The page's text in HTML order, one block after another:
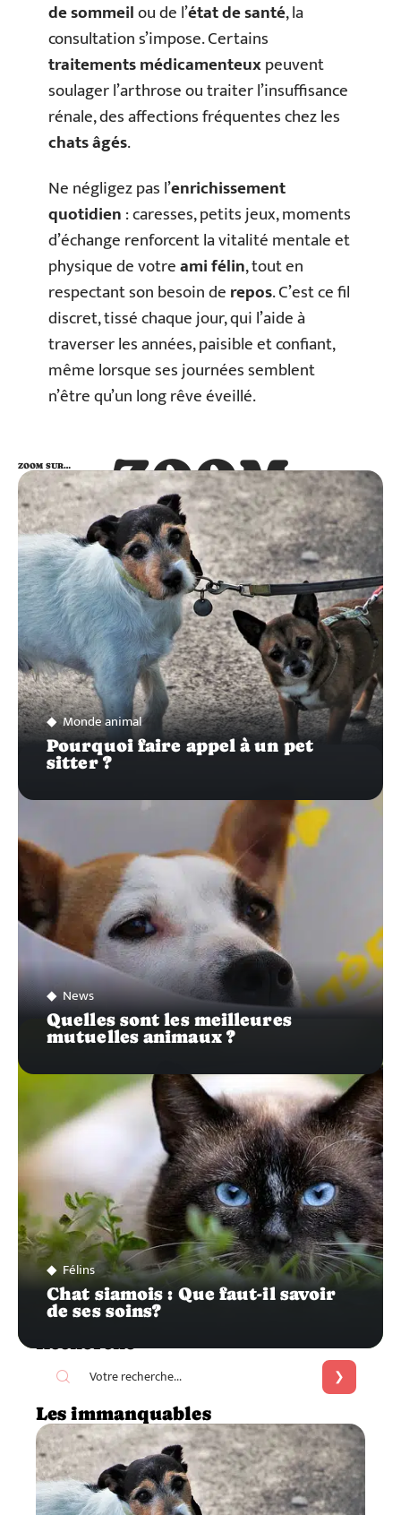
de sommeilou de l’état de santé, la
consultation s’impose. Certains
traitements médicamenteuxpeuvent
soulager l’arthrose ou traiter l’insuffisance
rénale, des affections fréquentes chez les
chats âgés.
Ne négligez pas l’enrichissement
quotidien: caresses, petits jeux, moments
d’échange renforcent la vitalité mentale et
physique de votreami félin, tout en
respectant son besoin derepos. C’est ce fil
discret, tissé chaque jour, qui l’aide à
traverser les années, paisible et confiant,
même lorsque ses journées semblent
n’être qu’un long rêve éveillé.
ZOOM
SUR…
ZOOM SUR…
Monde animal
Pourquoi faire appel à un pet
sitter ?
News
Quelles sont les meilleures
mutuelles animaux ?
Félins
Chat siamois : Que faut-il savoir
de ses soins?
Les immanquables